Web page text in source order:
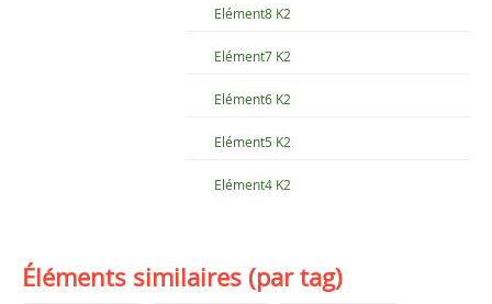
Elément8 K2
Elément7 K2
Elément6 K2
Elément5 K2
Elément4 K2
Éléments similaires (par tag)